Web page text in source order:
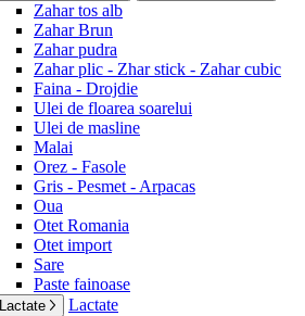
Zahar tos alb
Zahar Brun
Zahar pudra
Zahar plic - Zhar stick - Zahar cubic
Faina - Drojdie
Ulei de floarea soarelui
Ulei de masline
Malai
Orez - Fasole
Gris - Pesmet - Arpacas
Oua
Otet Romania
Otet import
Sare
Paste fainoase
Lactate Lactate